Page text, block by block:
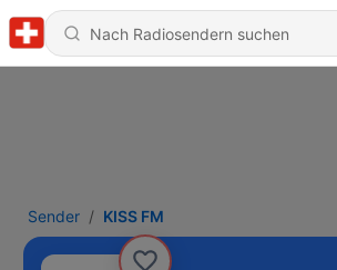
Sender KISS FM